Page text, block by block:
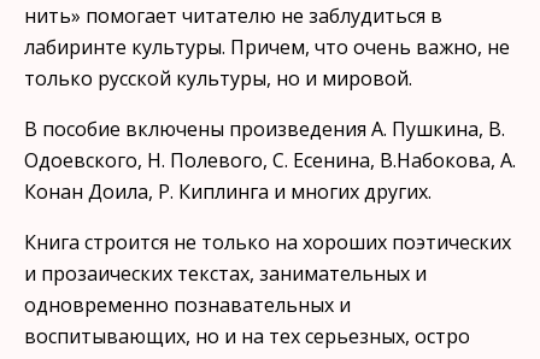
нить» помогает читателю не заблудить­ся в
лабиринте культуры. Причем, что очень важно, не
только русской культуры, но и мировой.
В пособие включены произведения А. Пушкина, В.
Одоевско­го, Н. Полевого, С. Есенина, В.Набокова, А.
Конан Доила, Р. Кип­линга и многих других.
Книга строится не только на хороших поэтических
и прозаиче­ских текстах, занимательных и
одновременно познавательных и
воспитывающих, но и на тех серьезных, остро